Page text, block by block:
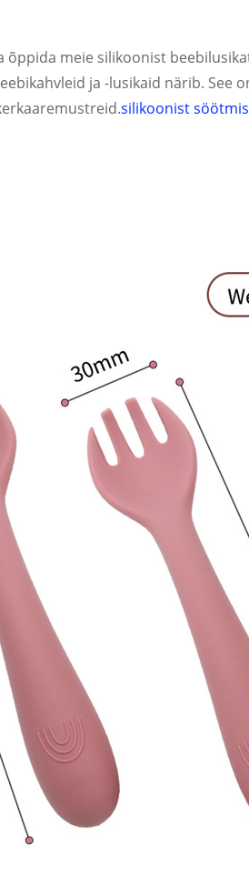
meie silikoonist
ja -lusikaid närib. See
silikoonist